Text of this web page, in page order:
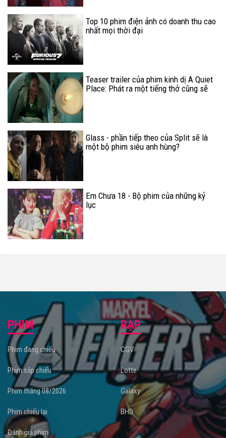
Top 10 phim điện ảnh có doanh thu cao
nhất mọi thời đại
Teaser trailer của phim kinh dị A Quiet
Place: Phát ra một tiếng thở cũng sẽ
Glass - phần tiếp theo của Split sẽ là
một bộ phim siêu anh hùng?
Em Chưa 18 - Bộ phim của những kỷ
lục
PHIM
Phim đang chiếu
Phim sắp chiếu
Phim tháng 08/2026
Phim chiếu lại
Đánh giá phim
RẠP
CGV
Lotte
Galaxy
BHD